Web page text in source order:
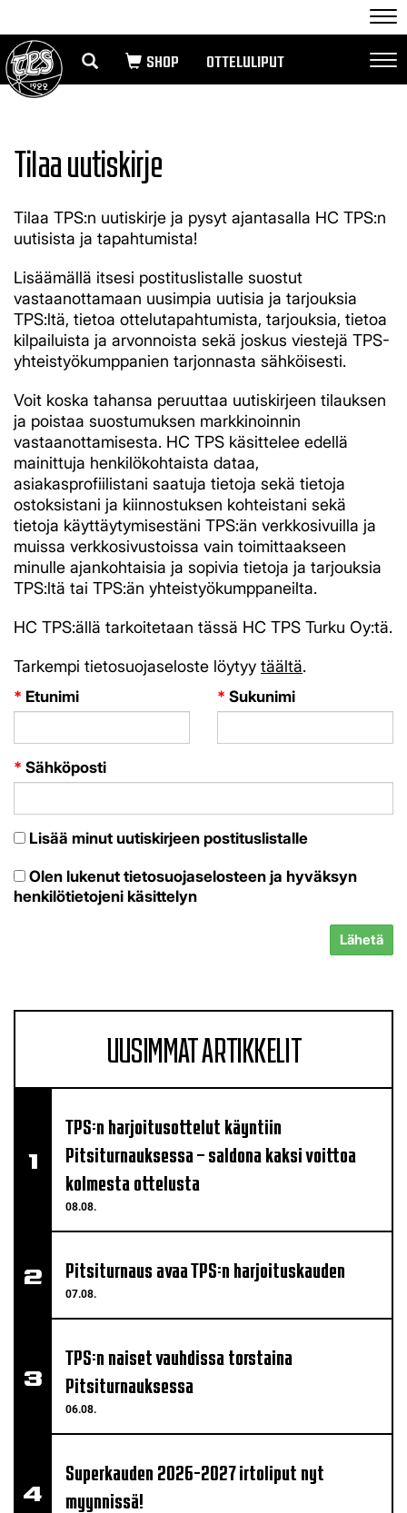
OTTELULIPUT
Tilaa uutiskirje
Tilaa TPS:n uutiskirje ja pysyt ajantasalla HC TPS:n
uutisista ja tapahtumista!
Lisäämällä itsesi postituslistalle suostut
vastaanottamaan uusimpia uutisia ja tarjouksia
TPS:ltä, tietoa ottelutapahtumista, tarjouksia, tietoa
kilpailuista ja arvonnoista sekä joskus viestejä TPS-
yhteistyökumppanien tarjonnasta sähköisesti.
Voit koska tahansa peruuttaa uutiskirjeen tilauksen
ja poistaa suostumuksen markkinoinnin
vastaanottamisesta. HC TPS käsittelee edellä
mainittuja henkilökohtaista dataa,
asiakasprofiilistani saatuja tietoja sekä tietoja
ostoksistani ja kiinnostuksen kohteistani sekä
tietoja käyttäytymisestäni TPS:än verkkosivuilla ja
muissa verkkosivustoissa vain toimittaakseen
minulle ajankohtaisia ja sopivia tietoja ja tarjouksia
TPS:ltä tai TPS:än yhteistyökumppaneilta.
HC TPS:ällä tarkoitetaan tässä HC TPS Turku Oy:tä.
Tarkempi tietosuojaseloste löytyy täältä.
* Etunimi * Sukunimi
* Sähköposti
Lisää minut uutiskirjeen postituslistalle
Olen lukenut tietosuojaselosteen ja hyväksyn
henkilötietojeni käsittelyn
Lähetä
UUSIMMAT ARTIKKELIT
08.08.
TPS:n harjoitusottelut käyntiin
Pitsiturnauksessa – saldona kaksi voittoa
kolmesta ottelusta
07.08.
Pitsiturnaus avaa TPS:n harjoituskauden
06.08.
TPS:n naiset vauhdissa torstaina
Pitsiturnauksessa
Superkauden 2026-2027 irtoliput nyt
myynnissä!